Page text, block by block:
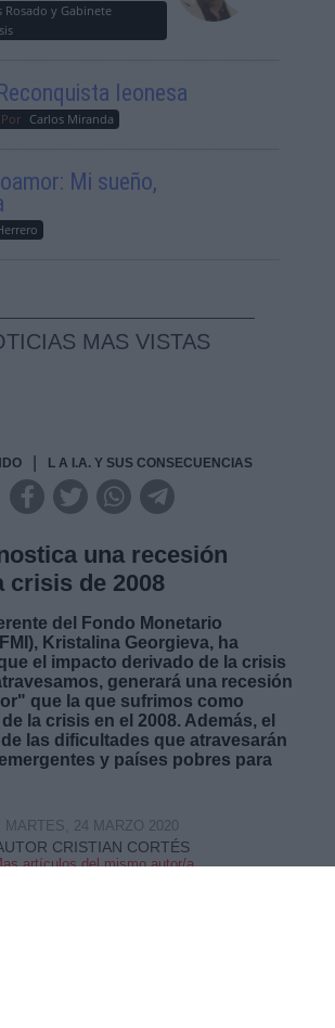
Rosado y Gabinete
leonesa
Por Carlos Miranda
Mi sueño,
MAS VISTAS
L A I.A. Y SUS CONSECUENCIAS
una recesión
crisis de 2008
del Fondo Monetario
Kristalina Georgieva, ha
el impacto derivado de la crisis
generará una recesión
que la que sufrimos como
la crisis en el 2008. Además, el
de las dificultades que atravesarán
y países pobres para
CRISTIAN CORTÉS
artículos del mismo autor/a
MARTES, 24 MARZO 2020